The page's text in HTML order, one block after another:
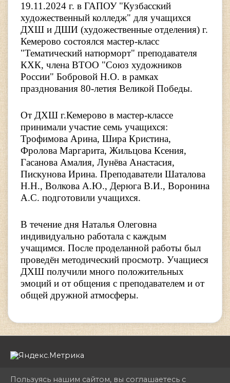
19.11.2024 г. в ГАПОУ "Кузбасский
художественный колледж" для учащихся
ДХШ и ДШИ (художественные отделения) г.
Кемерово состоялся мастер-класс
"Тематический натюрморт" преподавателя
КХК, члена ВТОО "Союз художников
России" Бобровой Н.О. в рамках
празднования 80-летия Великой Победы.
От ДХШ г.Кемерово в мастер-классе
принимали участие семь учащихся:
Трофимова Арина, Шира Кристина,
Фролова Маргарита, Жильцова Ксения,
Гасанова Амалия, Лунëва Анастасия,
Пискунова Ирина. Преподаватели Шаталова
Н.Н., Волкова А.Ю., Дерюга В.И., Воронина
А.С. подготовили учащихся.
В течение дня Наталья Олеговна
индивидуально работала с каждым
учащимся. После проделанной работы был
проведён методический просмотр. Учащиеся
ДХШ получили много положительных
эмоций и от общения с преподавателем и от
общей дружной атмосферы.
Пользуясь нашим сайтом, вы соглашаетесь с